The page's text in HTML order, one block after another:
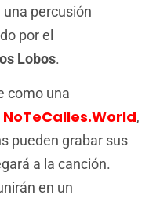
percusión
por el
Lobos.
como una
NoTeCalles.World,
pueden grabar sus
a la canción.
en un